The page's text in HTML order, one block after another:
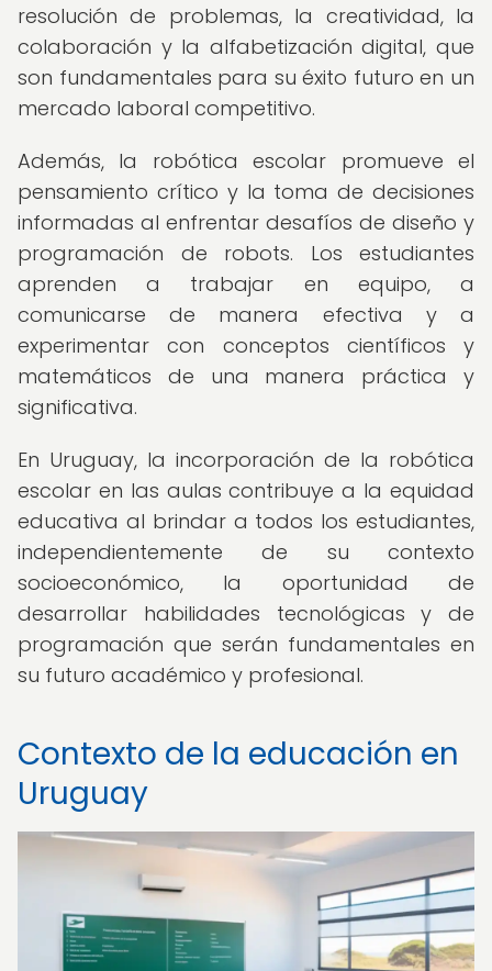
resolución de problemas, la creatividad, la
colaboración y la alfabetización digital, que
son fundamentales para su éxito futuro en un
mercado laboral competitivo.
Además, la robótica escolar promueve el
pensamiento crítico y la toma de decisiones
informadas al enfrentar desafíos de diseño y
programación de robots. Los estudiantes
aprenden a trabajar en equipo, a
comunicarse de manera efectiva y a
experimentar con conceptos científicos y
matemáticos de una manera práctica y
significativa.
En Uruguay, la incorporación de la robótica
escolar en las aulas contribuye a la equidad
educativa al brindar a todos los estudiantes,
independientemente de su contexto
socioeconómico, la oportunidad de
desarrollar habilidades tecnológicas y de
programación que serán fundamentales en
su futuro académico y profesional.
Contexto de la educación en
Uruguay